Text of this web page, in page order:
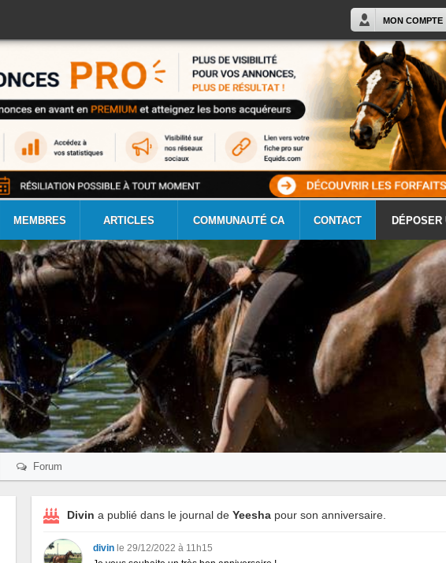
MON COMPTE
MEMBRES ARTICLES COMMUNAUTÉ CA CONTACT DÉPOSER
Forum
Divin a publié dans le journal de Yeesha pour son anniversaire.
divin le 29/12/2022 à 11h15